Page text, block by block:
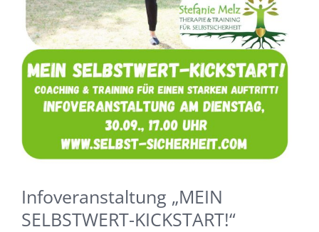
Infoveranstaltung „MEIN
SELBSTWERT-KICKSTART!“